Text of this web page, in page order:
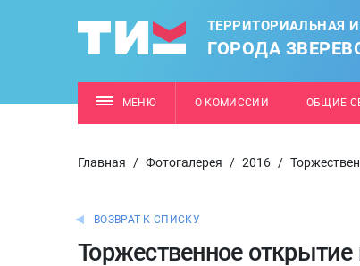
ТЕРРИТОРИАЛЬНАЯ
ГОРОДА
МЕНЮ О КОМИССИИ ОБЩИЕ
Главная / Фотогалерея / 2016 /
ВОЗВРАТ К СПИСКУ
Торжественное